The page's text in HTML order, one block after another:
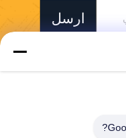
ارسل
Shenzhen